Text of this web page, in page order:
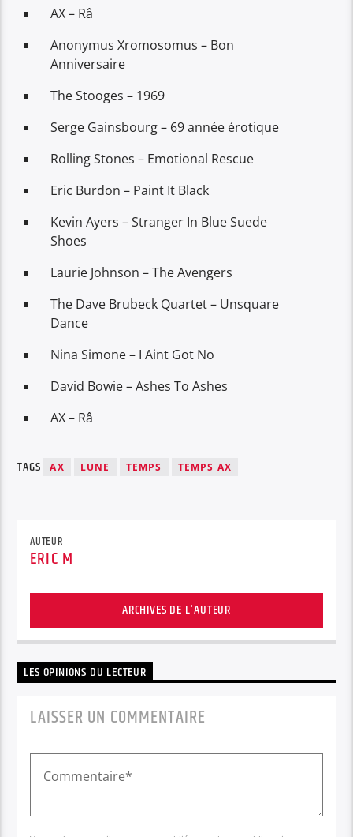
AX – Râ
Anonymus Xromosomus – Bon
Anniversaire
The Stooges – 1969
Serge Gainsbourg – 69 année érotique
Rolling Stones – Emotional Rescue
Eric Burdon – Paint It Black
Kevin Ayers – Stranger In Blue Suede
Shoes
Laurie Johnson – The Avengers
The Dave Brubeck Quartet – Unsquare
Dance
Nina Simone – I Aint Got No
David Bowie – Ashes To Ashes
AX – Râ
TAGS AX LUNE TEMPS TEMPS AX
AUTEUR
ERIC M
ARCHIVES DE L'AUTEUR
LES OPINIONS DU LECTEUR
LAISSER UN COMMENTAIRE